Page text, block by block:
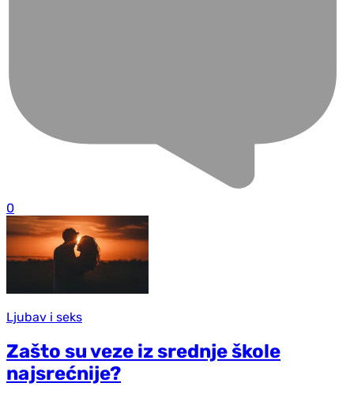
0
Ljubav i seks
Zašto su veze iz srednje škole
najsrećnije?